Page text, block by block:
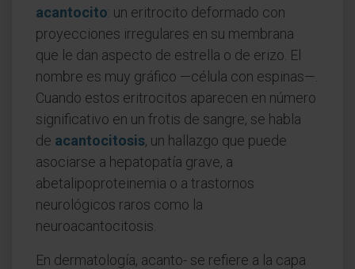
acantocito: un eritrocito deformado con
proyecciones irregulares en su membrana
que le dan aspecto de estrella o de erizo. El
nombre es muy gráfico —célula con espinas—.
Cuando estos eritrocitos aparecen en número
significativo en un frotis de sangre, se habla
de acantocitosis, un hallazgo que puede
asociarse a hepatopatía grave, a
abetalipoproteinemia o a trastornos
neurológicos raros como la
neuroacantocitosis.
En dermatología, acanto- se refiere a la capa